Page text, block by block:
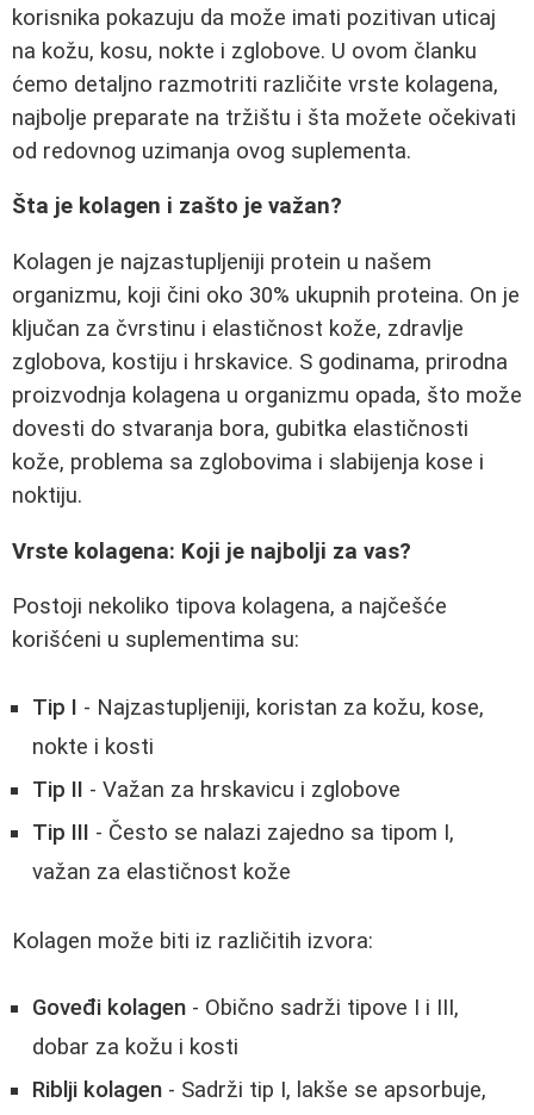
korisnika pokazuju da može imati pozitivan uticaj
na kožu, kosu, nokte i zglobove. U ovom članku
ćemo detaljno razmotriti različite vrste kolagena,
najbolje preparate na tržištu i šta možete očekivati
od redovnog uzimanja ovog suplementa.
Šta je kolagen i zašto je važan?
Kolagen je najzastupljeniji protein u našem
organizmu, koji čini oko 30% ukupnih proteina. On je
ključan za čvrstinu i elastičnost kože, zdravlje
zglobova, kostiju i hrskavice. S godinama, prirodna
proizvodnja kolagena u organizmu opada, što može
dovesti do stvaranja bora, gubitka elastičnosti
kože, problema sa zglobovima i slabijenja kose i
noktiju.
Vrste kolagena: Koji je najbolji za vas?
Postoji nekoliko tipova kolagena, a najčešće
korišćeni u suplementima su:
Tip I - Najzastupljeniji, koristan za kožu, kose,
nokte i kosti
Tip II - Važan za hrskavicu i zglobove
Tip III - Često se nalazi zajedno sa tipom I,
važan za elastičnost kože
Kolagen može biti iz različitih izvora:
Goveđi kolagen - Obično sadrži tipove I i III,
dobar za kožu i kosti
Riblji kolagen - Sadrži tip I, lakše se apsorbuje,